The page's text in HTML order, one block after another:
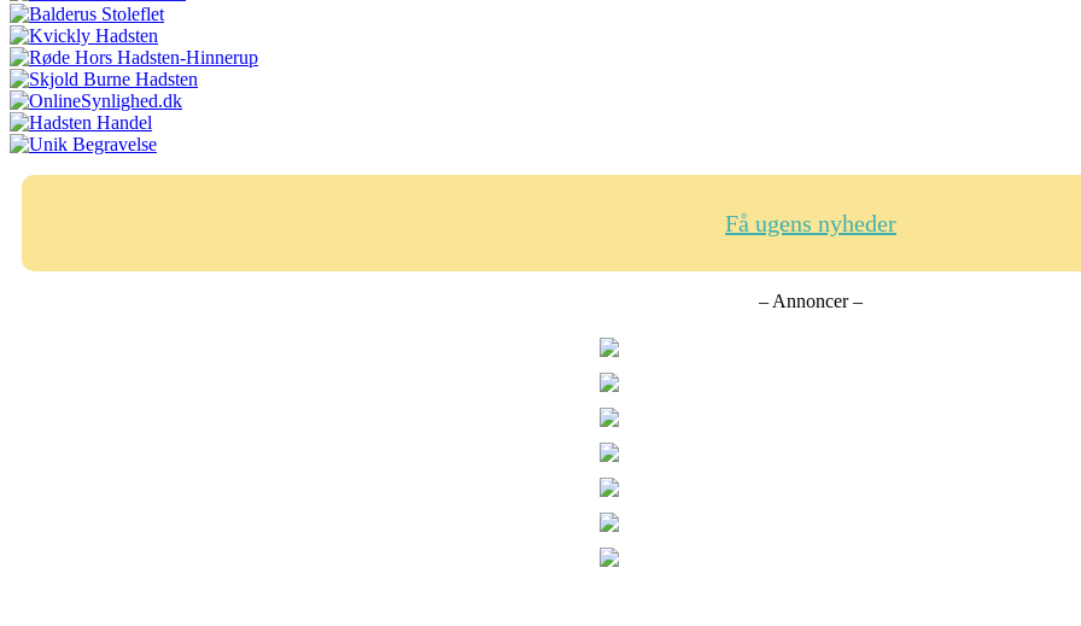
Få ugens nyheder
– Annoncer –